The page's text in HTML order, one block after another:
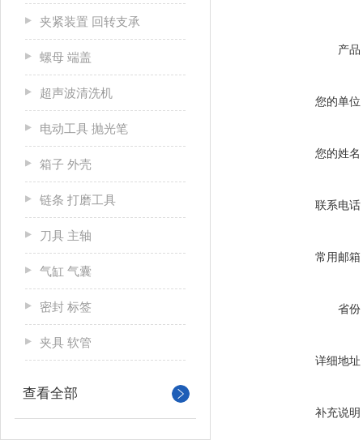
夹紧装置 回转支承
螺母 端盖
超声波清洗机
电动工具 抛光笔
箱子 外壳
链条 打磨工具
刀具 主轴
气缸 气囊
密封 标签
夹具 软管
查看全部
产品
您的单位
您的姓名
联系电话
常用邮箱
省份
详细地址
补充说明